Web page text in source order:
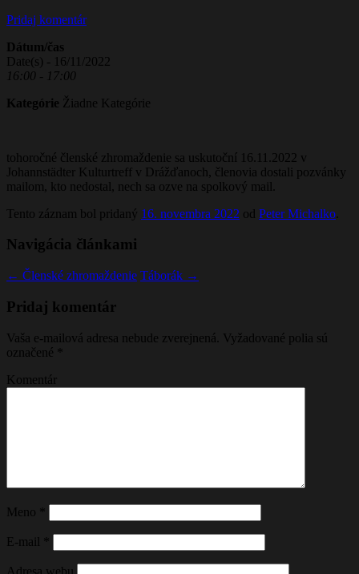
Pridaj komentár
Dátum/čas
Date(s) - 16/11/2022
16:00 - 17:00
Kategórie Žiadne Kategórie
tohoročné členské zhromaždenie sa uskutoční 16.11.2022 v
Johannstädter Kulturtreff v Drážďanoch, členovia dostali pozvánky
mailom, kto nedostal, nech sa ozve na spolkový mail.
Tento záznam bol pridaný 16. novembra 2022 od Peter Michalko
Navigácia článkami
← Členské zhromaždenie Táborák →
Pridaj komentár
Vaša e-mailová adresa nebude zverejnená. Vyžadované polia sú
označené
Komentár
Meno
E-mail
Adresa webu